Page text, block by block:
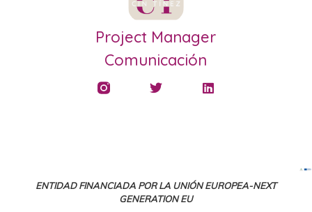
Project Manager
Comunicación
ENTIDAD FINANCIADA POR LA UNIÓN EUROPEA-NEXT
GENERATION EU